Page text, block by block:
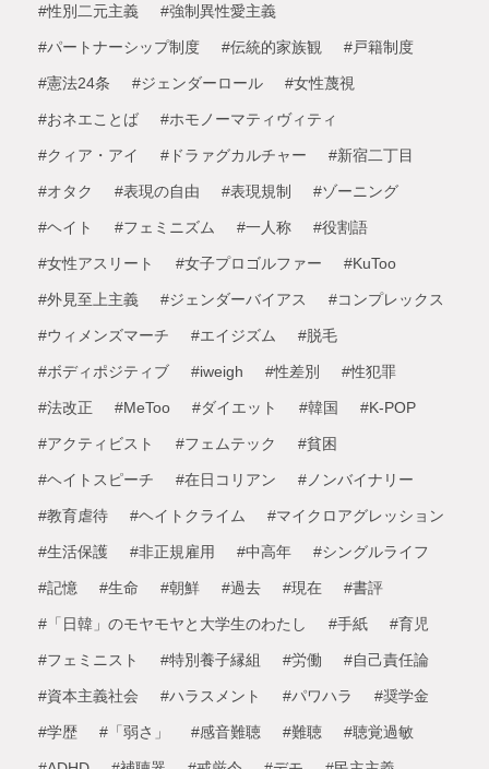
#性別二元主義 #強制異性愛主義
#パートナーシップ制度 #伝統的家族観 #戸籍制度
#憲法24条 #ジェンダーロール #女性蔑視
#おネエことば #ホモノーマティヴィティ
#クィア・アイ #ドラァグカルチャー #新宿二丁目
#オタク #表現の自由 #表現規制 #ゾーニング
#ヘイト #フェミニズム #一人称 #役割語
#女性アスリート #女子プロゴルファー #KuToo
#外見至上主義 #ジェンダーバイアス #コンプレックス
#ウィメンズマーチ #エイジズム #脱毛
#ボディポジティブ #iweigh #性差別 #性犯罪
#法改正 #MeToo #ダイエット #韓国 #K-POP
#アクティビスト #フェムテック #貧困
#ヘイトスピーチ #在日コリアン #ノンバイナリー
#教育虐待 #ヘイトクライム #マイクロアグレッション
#生活保護 #非正規雇用 #中高年 #シングルライフ
#記憶 #生命 #朝鮮 #過去 #現在 #書評
#「日韓」のモヤモヤと大学生のわたし #手紙 #育児
#フェミニスト #特別養子縁組 #労働 #自己責任論
#資本主義社会 #ハラスメント #パワハラ #奨学金
#学歴 #「弱さ」 #感音難聴 #難聴 #聴覚過敏